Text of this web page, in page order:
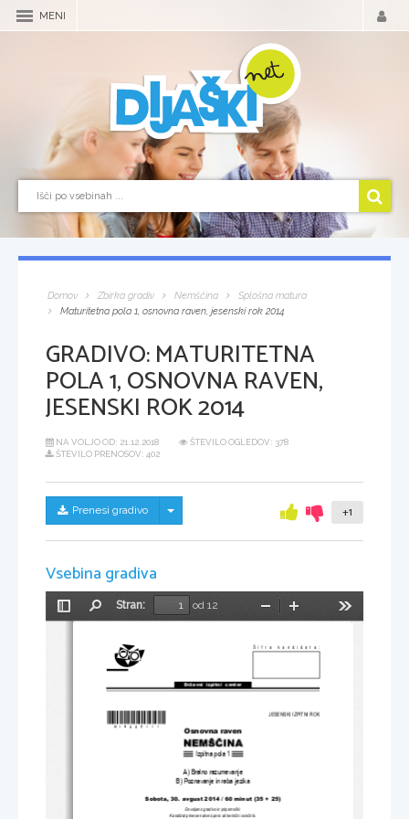
MENI
Domov Zbirka gradiv Nemščina
Splošna matura
Maturitetna pola 1, osnovna raven, jesenski rok 2014
GRADIVO:MATURITETNA
POLA 1, OSNOVNA RAVEN,
JESENSKI ROK 2014
NA VOLJO OD: 21.12.2018
ŠTEVILO OGLEDOV: 378
ŠTEVILO PRENOSOV: 402
Prenesi gradivo Skrij/prikaži meni +1
Vsebina gradiva
Preklopi
Stran:
od 12
Pomanjšaj
A) Bralno razumevanje
B) Poznavanje in raba jezika
Dovoljeno gradivo in pripomočki:
Kandidat prinese nalivno pero ali kemični svinčnik.
JESENSKI IZPITNI ROK
Sobota, 30. avgust 2014 / 60 minut (35 + 25)
Osnovna raven
Državni  izpitni  center
Šifra kandidata:
Izpitna pola 1